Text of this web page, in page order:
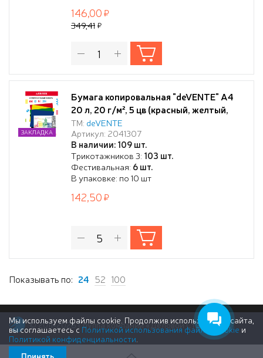
146,00
349,41
Бумага копировальная "deVENTE" A4
20 л, 20 г/м², 5 цв (красный, желтый,
зеленый, синий, черный) в картонной
папке
ТМ: deVENTE
Артикул: 2041307
В наличии: 109 шт.
Трикотажников 3: 103 шт.
Фестивальная: 6 шт.
В упаковке: по 10 шт
ЗАКЛАДКА
142,50
Показывать по: 24 52 100
© 2011-2026 Группа компаний «Деловой Стиль»
Мы используем файлы cookie. Продолжив использование сайта,
вы соглашаетесь с Политикой использования файлов cookie и
Политикой конфиденциальности
Принять